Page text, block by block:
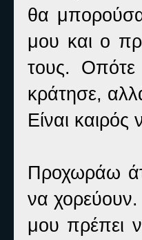
θα
μου και ο
τους.
κράτησε,
Είναι
Προχωράω
να
μου πρέπει